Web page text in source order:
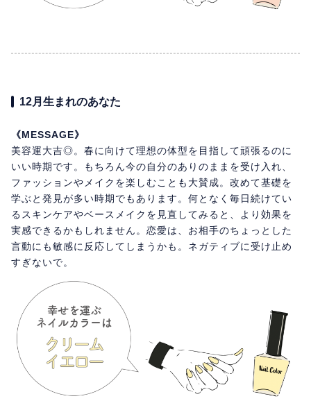
12月生まれのあなた
《MESSAGE》
美容運大吉◎。春に向けて理想の体型を目指して頑張るのに
いい時期です。もちろん今の自分のありのままを受け入れ、
ファッションやメイクを楽しむことも大賛成。改めて基礎を
学ぶと発見が多い時期でもあります。何となく毎日続けてい
るスキンケアやベースメイクを見直してみると、より効果を
実感できるかもしれません。恋愛は、お相手のちょっとした
言動にも敏感に反応してしまうかも。ネガティブに受け止め
すぎないで。